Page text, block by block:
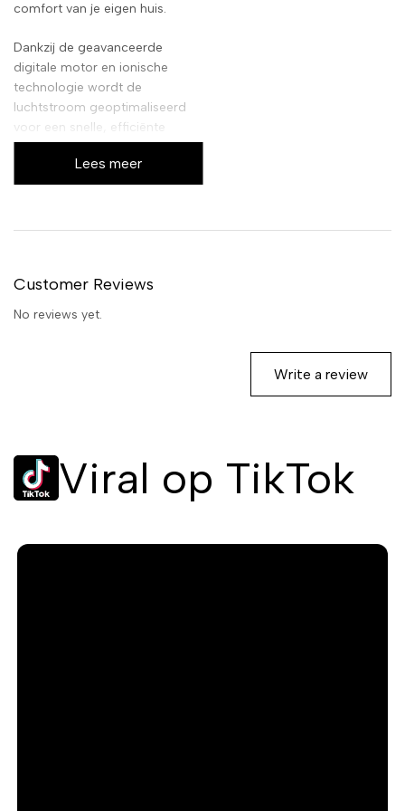
comfort van je eigen huis.
Dankzij de geavanceerde
digitale motor en ionische
technologie wordt de
luchtstroom geoptimaliseerd
voor een snelle, efficiënte
droogbeurt met minimale
schade. De ergonomische
vormgeving en het lichte
zorgen voor ongekend comfort
controle geeft over de
temperatuur en luchtstroom.
Lees meer
Customer Reviews
No reviews yet.
Write a review
Viral op TikTok